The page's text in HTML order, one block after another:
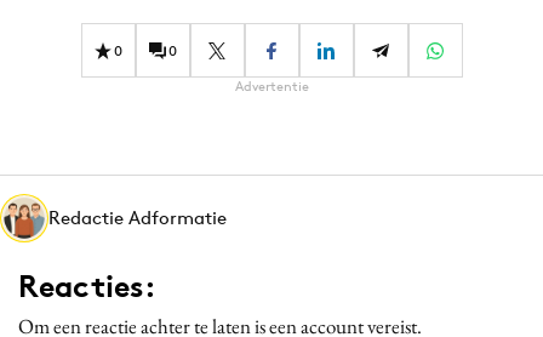
Effectiviteit
Gedragsverandering
Martech
Media
Merkstrategie
Programmatic
0 0
Advertentie
Redactie Adformatie
Reacties:
Om een reactie achter te laten is een account vereist.